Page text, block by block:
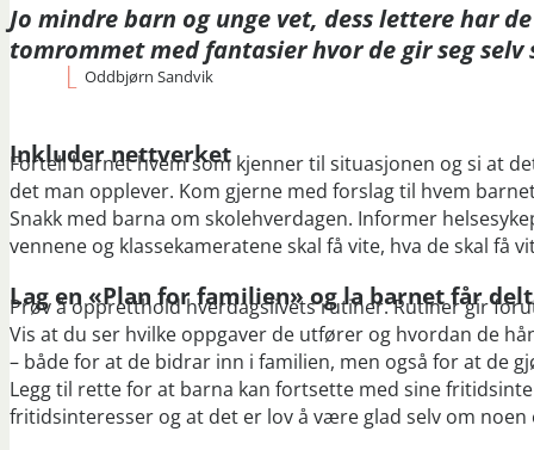
Jo mindre barn og unge vet, dess lettere har
tomrommet med fantasier hvor de gir seg selv
Oddbjørn Sandvik
Inkluder nettverket
Fortell barnet hvem som kjenner til situasjonen og si at
det man opplever. Kom gjerne med forslag til hvem
Snakk med barna om skolehverdagen. Informer
vennene og klassekameratene skal få vite, hva de skal få
Lag en «Plan for familien» og la barnet får
Prøv å oppretthold hverdagslivets rutiner. Rutiner gir
Vis at du ser hvilke oppgaver de utfører og hvordan de
– både for at de bidrar inn i familien, men også for at de
Legg til rette for at barna kan fortsette med sine
fritidsinteresser og at det er lov å være glad selv om noen